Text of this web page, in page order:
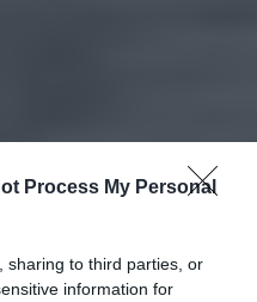
Process My Personal
sharing to third parties, or
information for